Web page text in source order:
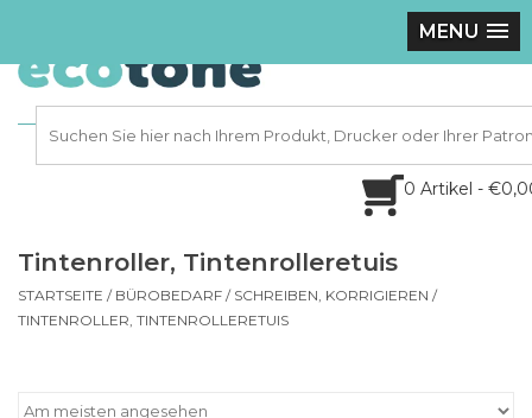
MENU
0 Artikel -
Tintenroller, Tintenrolleretuis
STARTSEITE / BÜROBEDARF / SCHREIBEN, KORRIGIEREN /
TINTENROLLER, TINTENROLLERETUIS